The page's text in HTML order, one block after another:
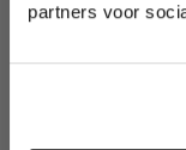
partners voorMeld